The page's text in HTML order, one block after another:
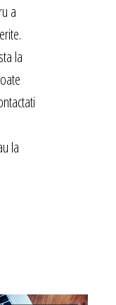
a
la
la